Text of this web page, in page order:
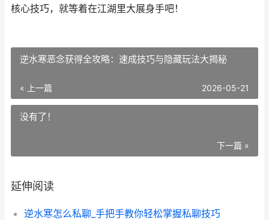
核心技巧，就等着在江湖里大展身手吧！
逆水寒恶念获得全攻略：速成技巧与隐藏玩法大揭秘
« 上一篇 2026-05-21
没有了！
下一篇 »
延伸阅读
逆水寒怎么私聊_手把手教你轻松掌握私聊技巧